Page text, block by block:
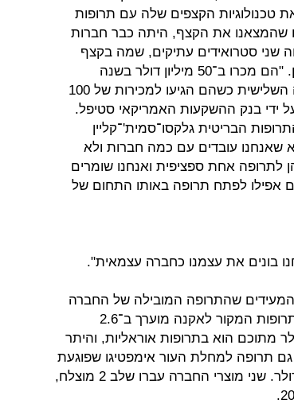
את טכנולוגיות הקצפים שלה עם תרופות
שהמצאנו את הקצף, היתה כבר חברות
שני סטרואידים עתיקים, שמה בקצף
והצליחה בשוק האמריקאי", מספר תמרקין. "הם מכרו ב־50 מיליון דולר בשנה
הראשונה, ב־80 מיליון דולר בשנייה ובשנה השלישית כשהם הגיעו למכירות של 100
ב־640 מיליון דולר על ידי בנק ההשקעות האמריקאי סטיפל.
הבריטית גלקסו־סמית'־קליין
הוא שאנחנו עובדים עם כמה חברות ולא
לתרופה אחת ספציפית ואנחנו שומרים
אפילו לפתח תרופה באותו התחום של
בונים את עצמנו כחברה עצמאית".
המעידים שהתרופה המובילה של החברה
יעילה בטיפול בפצעי בגרות חמורים. שוק תרופות המקור לאקנה מוערך ב־2.6
מתוכם הוא בתרופות אוראליות, והיתר
תרופה למחלת העור אימפטיגו שפוגעת
בעיקר בילדים ופונה לשוק של 340 מיליון דולר. שני מוצרי החברה עברו שלב 2 מוצלח,